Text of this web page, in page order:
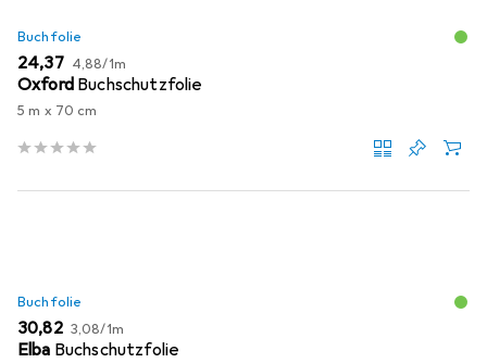
Buchfolie
EUR
24,37 EUR
4,88/1m
Oxford Buchschutzfolie
5 m x 70 cm
Buchfolie
EUR
30,82 EUR
3,08/1m
Elba Buchschutzfolie